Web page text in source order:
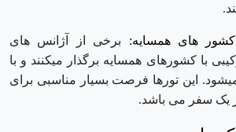
کشور های همسایه: برخی از آژانس های
با کشورهای همسایه برگذار میکنند و با
این تورها فرصت بسیار مناسبی برای
یک سفر می باشد.